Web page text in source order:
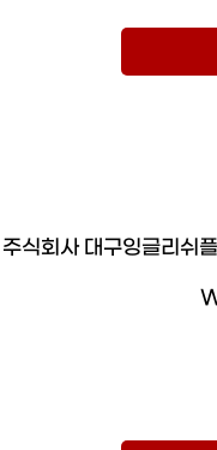
주식회사 대구잉글리